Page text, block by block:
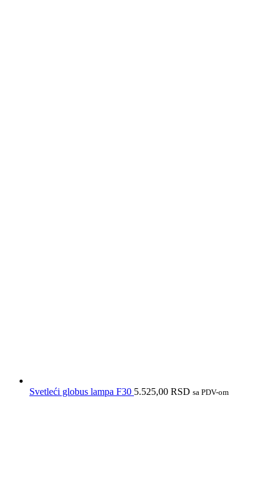
Svetleći globus lampa F30 5.525,00 RSD sa PDV-om